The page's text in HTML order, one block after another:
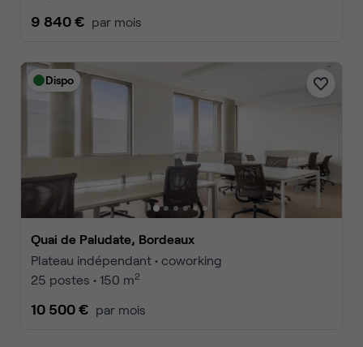
9 840 € par mois
Dispo
Quai de Paludate, Bordeaux
Plateau indépendant • coworking
25 postes • 150 m2
10 500 € par mois